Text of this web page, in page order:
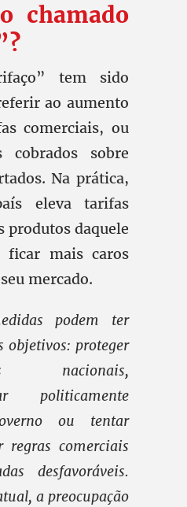
chamado
tem sido
ao aumento
comerciais, ou
cobrados sobre
Na prática,
eleva tarifas
produtos daquele
ficar mais caros
mercado.
podem ter
objetivos: proteger
nacionais,
politicamente
ou tentar
regras comerciais
desfavoráveis.
a preocupação